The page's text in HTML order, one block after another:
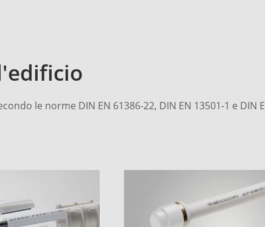
le norme DIN EN 61386-22, DIN EN 13501-1 e DIN